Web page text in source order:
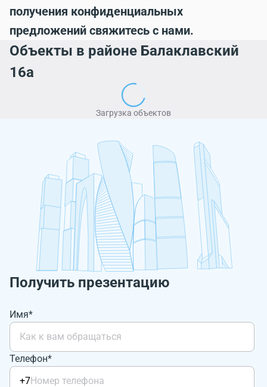
получения конфиденциальных
предложений свяжитесь с нами.
Объекты в районе Балаклавский
16а
Загрузка объектов
Получить презентацию
Имя*
Телефон*
+7